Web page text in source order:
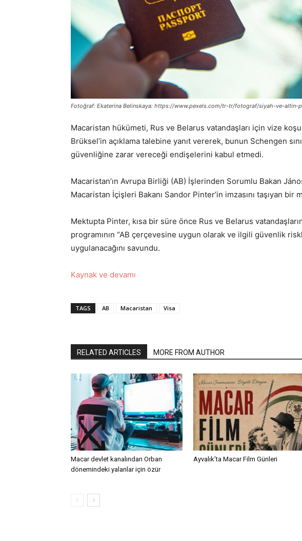
Fotoğraf: Ekaterina Belinskaya: https://www.pexels.com/tr-tr/fotograf/siyah-ve-
Macaristan hükümeti, Rus ve Belarus vatandaşları için vize
Brüksel’in açıklama talebine yanıt vererek, bunun Schengen
güvenliğine zarar vereceği endişelerini kabul etmedi.
Macaristan’ın Avrupa Birliği (AB) İşlerinden Sorumlu Bakan
Macaristan İçişleri Bakanı Sandor Pinter’in imzasını taşıyan bir
Mektupta Pinter, kısa bir süre önce Rus ve Belarus
programının “AB çerçevesine uygun olarak ve ilgili güvenlik
uygulanacağını savundu.
Kaynak ve devamı
TAGS AB Macaristan Visa
RELATED ARTICLES MORE FROM AUTHOR
Macar devlet kanalından Orban
dönemindeki yalanlar için özür
Ayvalık’ta Macar Film Günleri